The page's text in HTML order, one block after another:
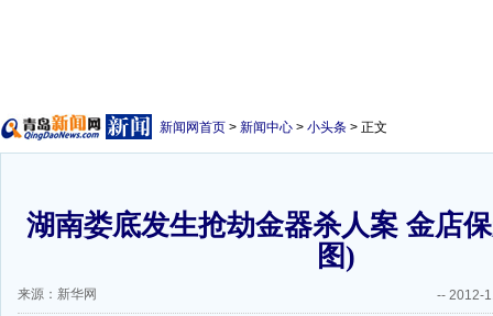
新闻网首页 > 新闻中心 > 小头条 > 正文
湖南娄底发生抢劫金器杀人案 金店
图)
来源：新华网 -- 2012-